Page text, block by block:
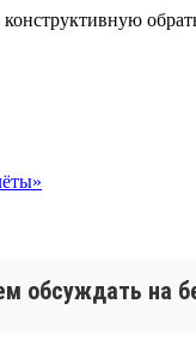
обсуждать на